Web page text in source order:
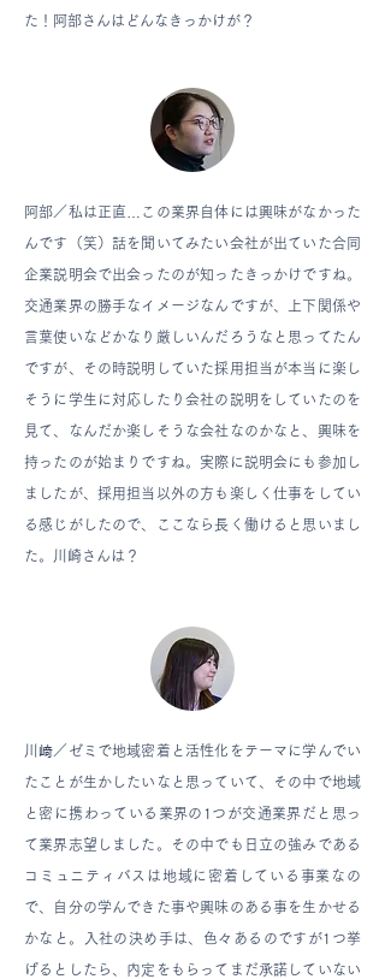
た！阿部さんはどんなきっかけが？
阿部／私は正直…この業界自体には興味がなかった
んです（笑）話を聞いてみたい会社が出ていた合同
企業説明会で出会ったのが知ったきっかけですね。
交通業界の勝手なイメージなんですが、上下関係や
言葉使いなどかなり厳しいんだろうなと思ってたん
ですが、その時説明していた採用担当が本当に楽し
そうに学生に対応したり会社の説明をしていたのを
見て、なんだか楽しそうな会社なのかなと、興味を
持ったのが始まりですね。実際に説明会にも参加し
ましたが、採用担当以外の方も楽しく仕事をしてい
る感じがしたので、ここなら長く働けると思いまし
た。川崎さんは？
川﨑／ゼミで地域密着と活性化をテーマに学んでい
たことが生かしたいなと思っていて、その中で地域
と密に携わっている業界の1つが交通業界だと思っ
て業界志望しました。その中でも日立の強みである
コミュニティバスは地域に密着している事業なの
で、自分の学んできた事や興味のある事を生かせる
かなと。入社の決め手は、色々あるのですが1つ挙
げるとしたら、内定をもらってまだ承諾していない